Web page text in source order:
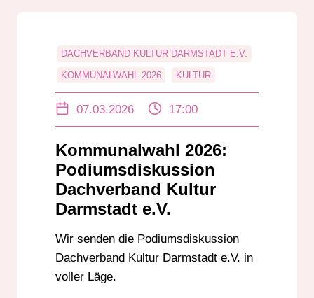
DACHVERBAND KULTUR DARMSTADT E.V.
KOMMUNALWAHL 2026 KULTUR
07.03.2026 17:00
Kommunalwahl 2026:
Podiumsdiskussion
Dachverband Kultur
Darmstadt e.V.
Wir senden die Podiumsdiskussion
Dachverband Kultur Darmstadt e.V. in
voller Läge.